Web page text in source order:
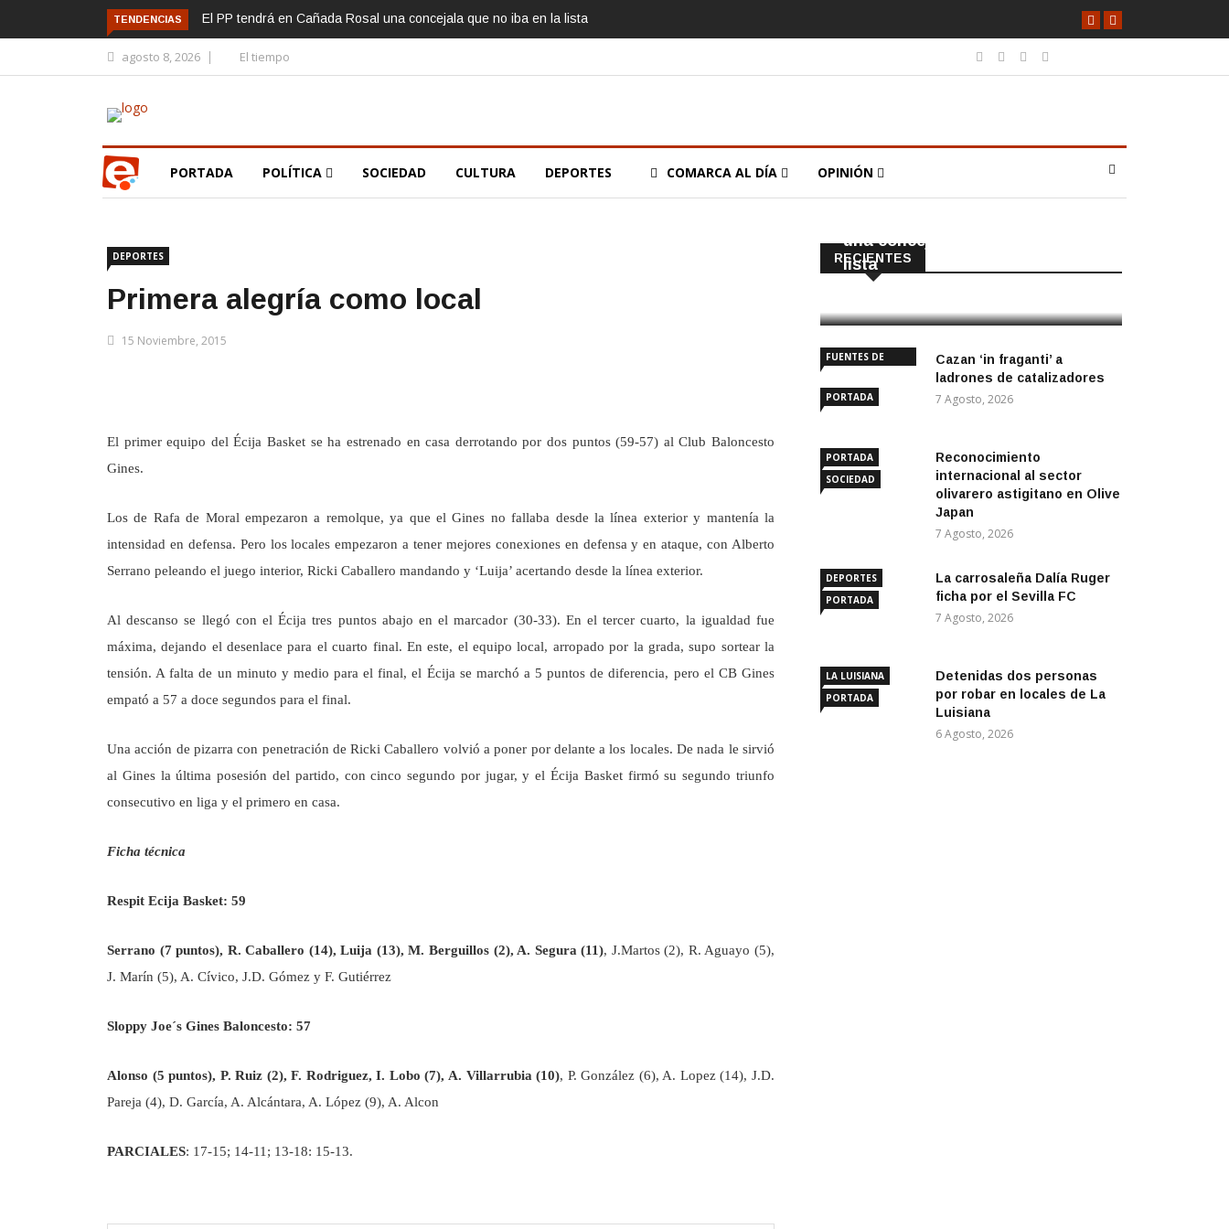
TENDENCIAS El PP tendrá en Cañada Rosal una concejala que no iba en la lista
agosto 8, 2026 El tiempo
PORTADA POLÍTICA SOCIEDAD CULTURA DEPORTES COMARCA AL DÍA OPINIÓN
DEPORTES
Primera alegría como local
15 Noviembre, 2015
El primer equipo del Écija Basket se ha estrenado en casa derrotando por dos puntos (59-57) al Club Baloncesto
Gines.
Los de Rafa de Moral empezaron a remolque, ya que el Gines no fallaba desde la línea exterior y mantenía la
intensidad en defensa. Pero los locales empezaron a tener mejores conexiones en defensa y en ataque, con Alberto
Serrano peleando el juego interior, Ricki Caballero mandando y ‘Luija’ acertando desde la línea exterior.
Al descanso se llegó con el Écija tres puntos abajo en el marcador (30-33). En el tercer cuarto, la igualdad fue
máxima, dejando el desenlace para el cuarto final. En este, el equipo local, arropado por la grada, supo sortear la
tensión. A falta de un minuto y medio para el final, el Écija se marchó a 5 puntos de diferencia, pero el CB Gines
empató a 57 a doce segundos para el final.
Una acción de pizarra con penetración de Ricki Caballero volvió a poner por delante a los locales. De nada le sirvió
al Gines la última posesión del partido, con cinco segundo por jugar, y el Écija Basket firmó su segundo triunfo
consecutivo en liga y el primero en casa.
Ficha técnica
Respit Ecija Basket: 59
Serrano (7 puntos), R. Caballero (14), Luija (13), M. Berguillos (2), A. Segura (11), J.Martos (2), R. Aguayo (5),
J. Marín (5), A. Cívico, J.D. Gómez y F. Gutiérrez
Sloppy Joe´s Gines Baloncesto: 57
Alonso (5 puntos), P. Ruiz (2), F. Rodriguez, I. Lobo (7), A. Villarrubia (10), P. González (6), A. Lopez (14), J.D.
Pareja (4), D. García, A. Alcántara, A. López (9), A. Alcon
PARCIALES: 17-15; 14-11; 13-18: 15-13.
RECIENTES
CAÑADA ROSAL
una concejala que no iba en la
lista
FUENTES DE
PORTADA
Cazan ‘in fraganti’ a
ladrones de catalizadores
7 Agosto, 2026
PORTADA
SOCIEDAD
Reconocimiento
internacional al sector
olivarero astigitano en Olive
Japan
7 Agosto, 2026
DEPORTES
PORTADA
La carrosaleña Dalía Ruger
ficha por el Sevilla FC
7 Agosto, 2026
LA LUISIANA
PORTADA
Detenidas dos personas
por robar en locales de La
Luisiana
6 Agosto, 2026